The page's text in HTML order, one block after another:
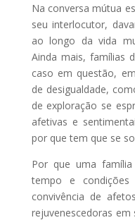
Na conversa mútua
seu interlocutor,
ao longo da vida
Ainda mais, famílias
caso em questão,
de desigualdade,
de exploração se
afetivas e
por que tem que se
Por que uma
tempo e condições
convivência de
rejuvenescedoras